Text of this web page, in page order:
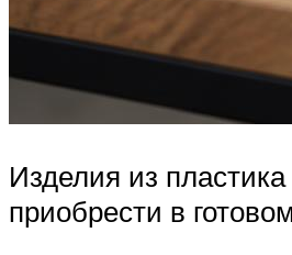
Изделия из
приобрести в